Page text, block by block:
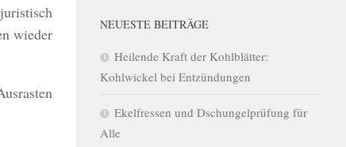
wieder
NEUESTE BEITRÄGE
Heilende Kraft der Kohlblätter:
Kohlwickel bei Entzündungen
Ekelfressen und Dschungelprüfung für
Alle